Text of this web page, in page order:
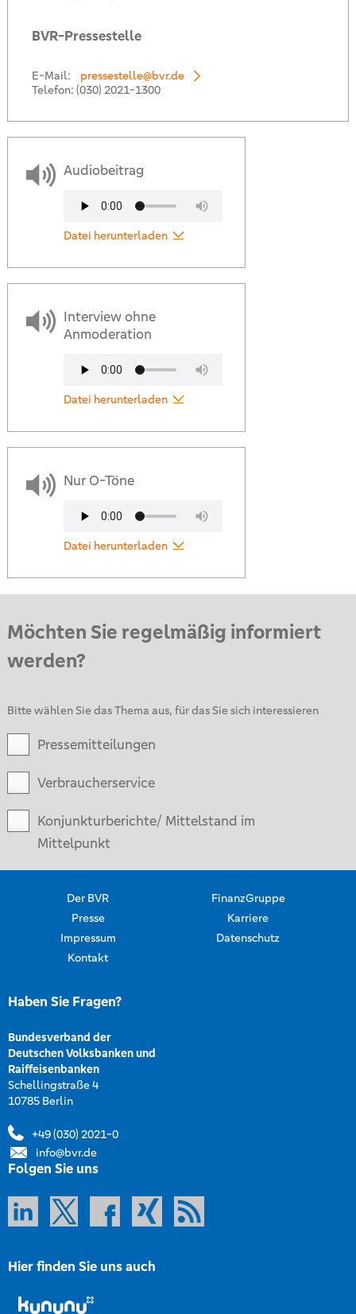
BVR-Pressestelle
E-Mail:
pressestelle@bvr.de
Telefon: (030) 2021-1300
Audiobeitrag
Datei herunterladen
Interview ohne
Anmoderation
Datei herunterladen
Nur O-Töne
Datei herunterladen
Möchten Sie regelmäßig informiert
werden?
Bitte wählen Sie das Thema aus, für das Sie sich interessieren
Pressemitteilungen
Verbraucherservice
Konjunkturberichte/ Mittelstand im
Mittelpunkt
Der BVR
FinanzGruppe
Presse
Karriere
Impressum
Datenschutz
Kontakt
Haben Sie Fragen?
Bundesverband der
Deutschen Volksbanken und
Raiffeisenbanken
Schellingstraße 4
10785 Berlin
+49 (030) 2021-0
info@bvr.de
Folgen Sie uns
Hier finden Sie uns auch